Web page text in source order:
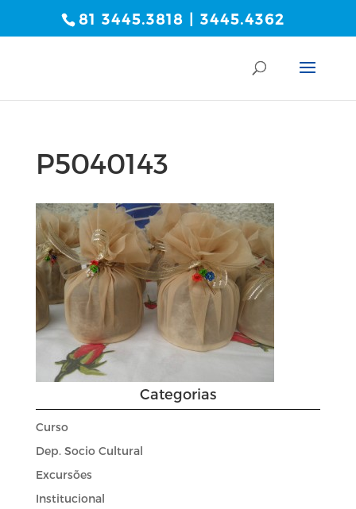
81 3445.3818 | 3445.4362
P5040143
Categorias
Curso
Dep. Socio Cultural
Excursões
Institucional